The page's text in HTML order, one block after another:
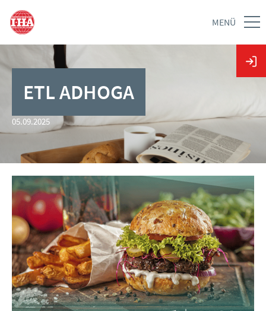
MENÜ
ETL ADHOGA
05.09.2025